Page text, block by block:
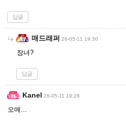
답글
매드래퍼 26-05-11 19:30
장녀?
답글
Kanel 26-05-11 19:28
오메...